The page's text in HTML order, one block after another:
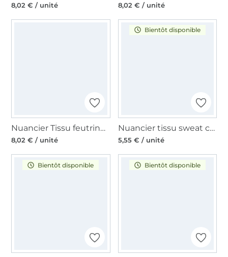
8,02 € / unité 8,02 € / unité
Nuancier Tissu feutrine 4 mm loisirs créatifs au mètre
8,02 € / unité
Bientôt disponible
Nuancier tissu sweat chaud uni
5,55 € / unité
Bientôt disponible Bientôt disponible